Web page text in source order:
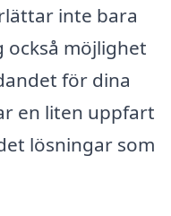
inte bara
också möjlighet
för dina
en liten uppfart
lösningar som